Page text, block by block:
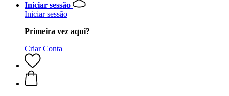
Iniciar sessão
Iniciar sessão
Primeira vez aqui?
Criar Conta